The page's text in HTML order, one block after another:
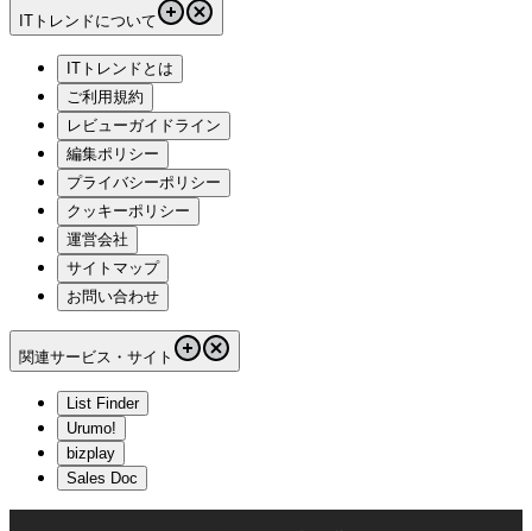
ITトレンドについて
ITトレンドとは
ご利用規約
レビューガイドライン
編集ポリシー
プライバシーポリシー
クッキーポリシー
運営会社
サイトマップ
お問い合わせ
関連サービス・サイト
List Finder
Urumo!
bizplay
Sales Doc